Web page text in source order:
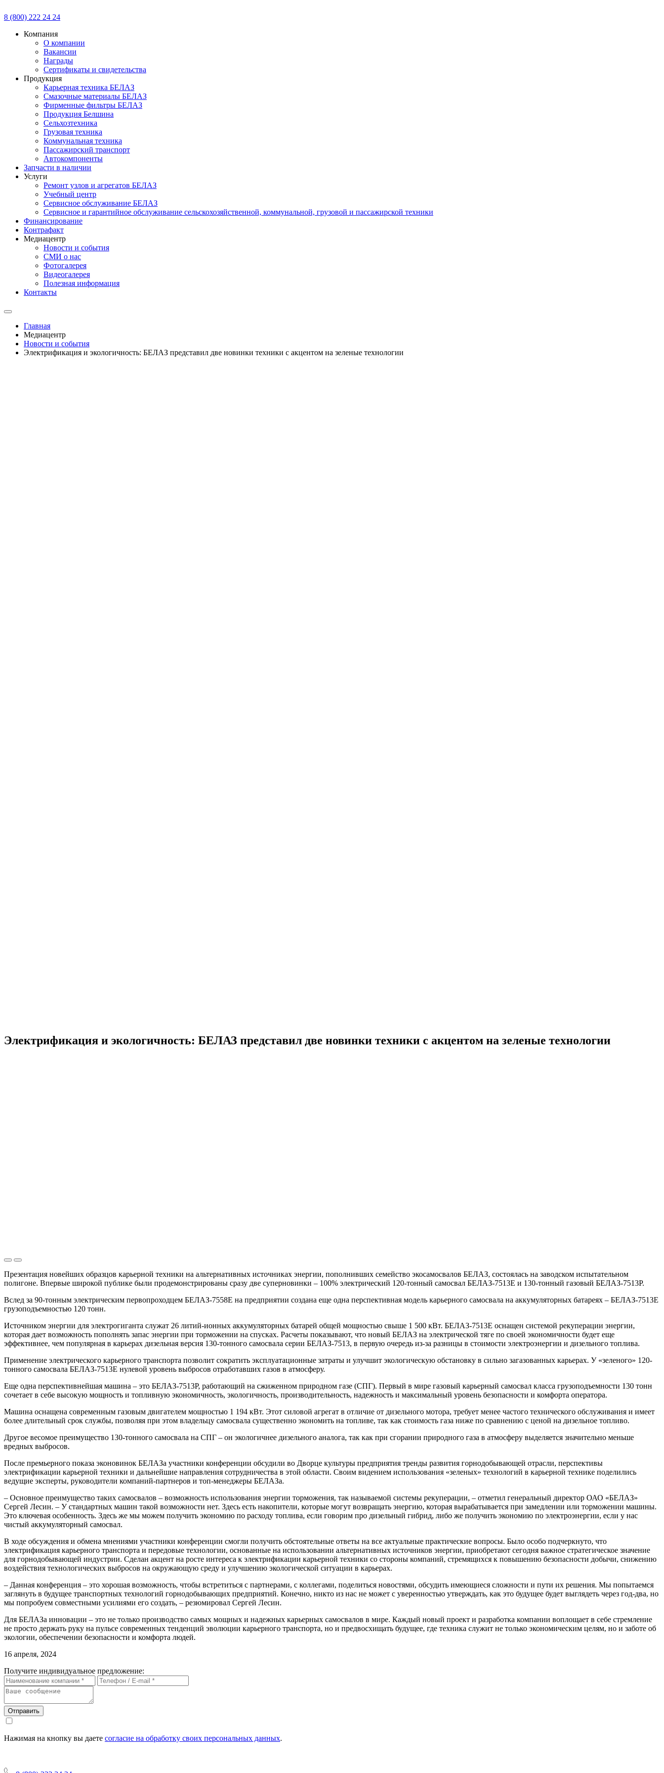
8 (800) 222 24 24
Компания
О компании
Вакансии
Награды
Сертификаты и свидетельства
Продукция
Карьерная техника БЕЛАЗ
Смазочные материалы БЕЛАЗ
Фирменные фильтры БЕЛАЗ
Продукция Белшина
Сельхозтехника
Грузовая техника
Коммунальная техника
Пассажирский транспорт
Автокомпоненты
Запчасти в наличии
Услуги
Ремонт узлов и агрегатов БЕЛАЗ
Учебный центр
Сервисное обслуживание БЕЛАЗ
Сервисное и гарантийное обслуживание сельскохозяйственной, коммунальной, грузовой и пассажирской техники
Финансирование
Контрафакт
Медиацентр
Новости и события
СМИ о нас
Фотогалерея
Видеогалерея
Полезная информация
Контакты
Главная
Медиацентр
Новости и события
Электрификация и экологичность: БЕЛАЗ представил две новинки техники с акцентом на зеленые технологии
Электрификация и экологичность: БЕЛАЗ представил две новинки техники с акцентом на зеленые технологии
Презентация новейших образцов карьерной техники на альтернативных источниках энергии, пополнивших семейство экосамосвалов БЕЛАЗ, состоялась на заводском испытательном
полигоне. Впервые широкой публике были продемонстрированы сразу две суперновинки – 100% электрический 120-тонный самосвал БЕЛАЗ-7513Е и 130-тонный газовый БЕЛАЗ-7513Р.
Вслед за 90-тонным электрическим первопроходцем БЕЛАЗ-7558Е на предприятии создана еще одна перспективная модель карьерного самосвала на аккумуляторных батареях – БЕЛАЗ-7513Е
грузоподъемностью 120 тонн.
Источником энергии для электрогиганта служат 26 литий-ионных аккумуляторных батарей общей мощностью свыше 1 500 кВт. БЕЛАЗ-7513Е оснащен системой рекуперации энергии,
которая дает возможность пополнять запас энергии при торможении на спусках. Расчеты показывают, что новый БЕЛАЗ на электрической тяге по своей экономичности будет еще
эффективнее, чем популярная в карьерах дизельная версия 130-тонного самосвала серии БЕЛАЗ-7513, в первую очередь из-за разницы в стоимости электроэнергии и дизельного топлива.
Применение электрического карьерного транспорта позволит сократить эксплуатационные затраты и улучшит экологическую обстановку в сильно загазованных карьерах. У «зеленого» 120-
тонного самосвала БЕЛАЗ-7513Е нулевой уровень выбросов отработавших газов в атмосферу.
Еще одна перспективнейшая машина – это БЕЛАЗ-7513Р, работающий на сжиженном природном газе (СПГ). Первый в мире газовый карьерный самосвал класса грузоподъемности 130 тонн
сочетает в себе высокую мощность и топливную экономичность, экологичность, производительность, надежность и максимальный уровень безопасности и комфорта оператора.
Машина оснащена современным газовым двигателем мощностью 1 194 кВт. Этот силовой агрегат в отличие от дизельного мотора, требует менее частого технического обслуживания и имеет
более длительный срок службы, позволяя при этом владельцу самосвала существенно экономить на топливе, так как стоимость газа ниже по сравнению с ценой на дизельное топливо.
Другое весомое преимущество 130-тонного самосвала на СПГ – он экологичнее дизельного аналога, так как при сгорании природного газа в атмосферу выделяется значительно меньше
вредных выбросов.
После премьерного показа эконовинок БЕЛАЗа участники конференции обсудили во Дворце культуры предприятия тренды развития горнодобывающей отрасли, перспективы
электрификации карьерной техники и дальнейшие направления сотрудничества в этой области. Своим видением использования «зеленых» технологий в карьерной технике поделились
ведущие эксперты, руководители компаний-партнеров и топ-менеджеры БЕЛАЗа.
– Основное преимущество таких самосвалов – возможность использования энергии торможения, так называемой системы рекуперации, – отметил генеральный директор ОАО «БЕЛАЗ»
Сергей Лесин. – У стандартных машин такой возможности нет. Здесь есть накопители, которые могут возвращать энергию, которая вырабатывается при замедлении или торможении машины.
Это ключевая особенность. Здесь же мы можем получить экономию по расходу топлива, если говорим про дизельный гибрид, либо же получить экономию по электроэнергии, если у нас
чистый аккумуляторный самосвал.
В ходе обсуждения и обмена мнениями участники конференции смогли получить обстоятельные ответы на все актуальные практические вопросы. Было особо подчеркнуто, что
электрификация карьерного транспорта и передовые технологии, основанные на использовании альтернативных источников энергии, приобретают сегодня важное стратегическое значение
для горнодобывающей индустрии. Сделан акцент на росте интереса к электрификации карьерной техники со стороны компаний, стремящихся к повышению безопасности добычи, снижению
воздействия технологических выбросов на окружающую среду и улучшению экологической ситуации в карьерах.
– Данная конференция – это хорошая возможность, чтобы встретиться с партнерами, с коллегами, поделиться новостями, обсудить имеющиеся сложности и пути их решения. Мы попытаемся
заглянуть в будущее транспортных технологий горнодобывающих предприятий. Конечно, никто из нас не может с уверенностью утверждать, как это будущее будет выглядеть через год-два, но
мы попробуем совместными усилиями его создать, – резюмировал Сергей Лесин.
Для БЕЛАЗа инновации – это не только производство самых мощных и надежных карьерных самосвалов в мире. Каждый новый проект и разработка компании воплощает в себе стремление
не просто держать руку на пульсе современных тенденций эволюции карьерного транспорта, но и предвосхищать будущее, где техника служит не только экономическим целям, но и заботе об
экологии, обеспечении безопасности и комфорта людей.
16 апреля, 2024
Получите индивидуальное предложение:
Отправить
Нажимая на кнопку вы даете согласие на обработку своих персональных данных.